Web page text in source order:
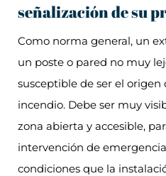
señalización de su
Como norma general, un
un poste o pared no muy
susceptible de ser el
incendio. Debe ser muy
zona abierta y accesible,
intervención de
condiciones que la